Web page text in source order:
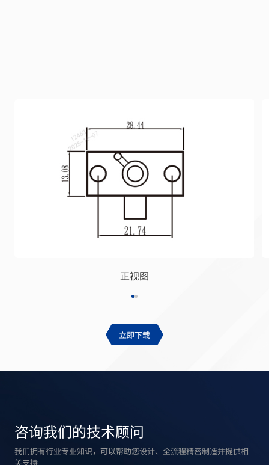
正视图
立即下载
咨询我们的技术顾问
我们拥有行业专业知识，可以帮助您设计、全流程精密制造并提供相
关支持